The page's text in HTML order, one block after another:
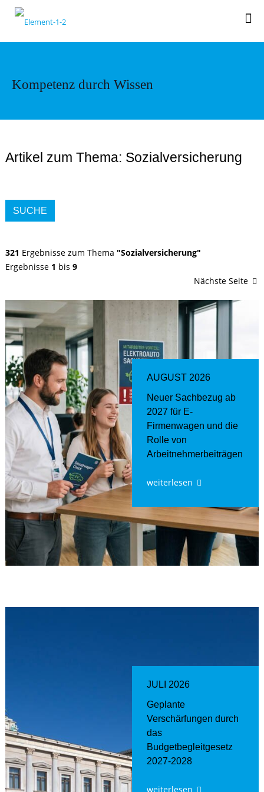
Kompetenz durch Wissen
Artikel zum Thema: Sozialversicherung
SUCHE
321 Ergebnisse zum Thema "Sozialversicherung"
Ergebnisse 1 bis9
Nächste Seite
AUGUST 2026
Neuer Sachbezug ab
2027 für E-
Firmenwagen und die
Rolle von
Arbeitnehmer​­beiträgen
weiterlesen
JULI 2026
Geplante
Verschärfungen durch
das
Budgetbegleitgesetz
2027-2028
weiterlesen